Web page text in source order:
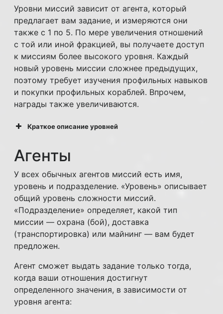
Уровни миссий зависит от агента, который
предлагает вам задание, и измеряются они
также с 1 по 5. По мере увеличения отношений
с той или иной фракцией, вы получаете доступ
к миссиям более высокого уровня. Каждый
новый уровень миссии сложнее предыдущих,
поэтому требует изучения профильных навыков
и покупки профильных кораблей. Впрочем,
награды также увеличиваются.
Краткое описание уровней
Уровень 2
Агенты
У всех обычных агентов миссий есть имя,
уровень и подразделение. «Уровень» описывает
общий уровень сложности миссий.
«Подразделение» определяет, какой тип
миссии — охрана (бой), доставка
(транспортировка) или майнинг — вам будет
предложен.
Агент сможет выдать задание только тогда,
когда ваши отношения достигнут
определенного значения, в зависимости от
уровня агента: